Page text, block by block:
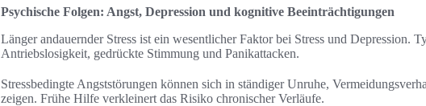
Psychische Folgen: Angst, Depression und kognitive Beeinträchtigungen
Länger andauernder Stress ist ein wesentlicher Faktor bei Stress und Depression.
Antriebslosigkeit, gedrückte Stimmung und Panikattacken.
Stressbedingte Angststörungen können sich in ständiger Unruhe,
zeigen. Frühe Hilfe verkleinert das Risiko chronischer Verläufe.